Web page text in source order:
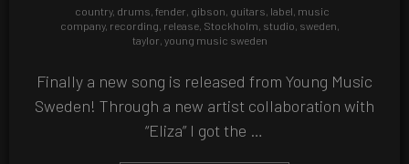
country, drums,fender, gibson, guitars, label, music
company, recording, release, Stockholm, studio, sweden,
taylor, young music sweden
Finally a new song is released from Young Music
Sweden! Through a new artist collaboration with
“Eliza” I got the …